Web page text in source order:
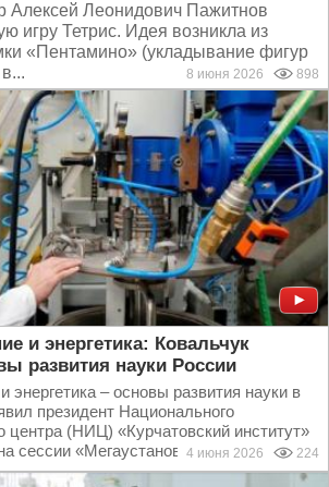
Алексей Леонидович Пажитнов
игру Тетрис. Идея возникла из
«Пентамино» (укладывание фигур
8 июня 2026 898
и энергетика: Ковальчук
развития науки России
энергетика – основы развития науки в
президент Национального
центра (НИЦ) «Курчатовский институт»
сессии «Мегаустановки: новая...
4 июня 2026 224